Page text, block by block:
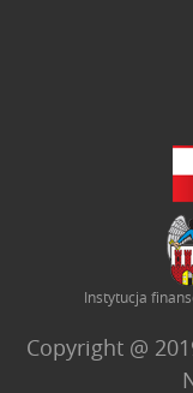
Instytucja
Copyright @